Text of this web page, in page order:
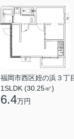
福岡市西区姪の浜３丁
1SLDK (30.25㎡)
6.4万円